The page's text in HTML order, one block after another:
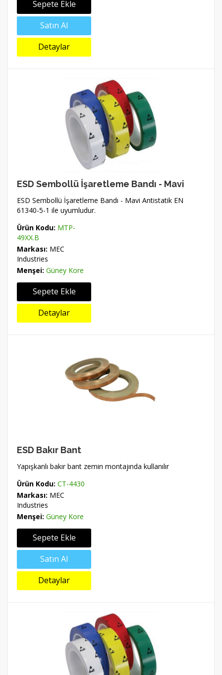
Sepete Ekle
Satın Al
Detaylar
ESD Sembollü İşaretleme Bandı - Mavi
ESD Sembollü İşaretleme Bandı - Mavi Antistatik EN
61340-5-1 ile uyumludur.
Ürün Kodu: MTP-
49XX.B
Markası: MEC
Industries
Menşei: Güney Kore
Sepete Ekle
Detaylar
ESD Bakır Bant
Yapışkanlı bakır bant zemin montajında kullanılır
Ürün Kodu: CT-4430
Markası: MEC
Industries
Menşei: Güney Kore
Sepete Ekle
Satın Al
Detaylar